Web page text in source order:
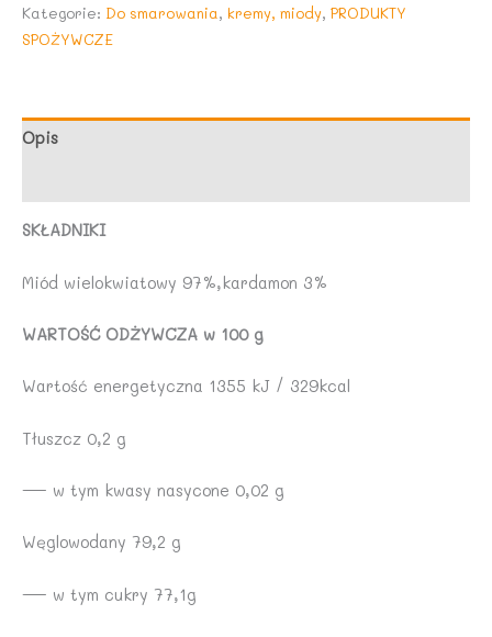
430g
Kategorie: Do smarowania, kremy, miody, PRODUKTY
SPOŻYWCZE
Opis
SKŁADNIKI
Miód wielokwiatowy 97%,kardamon 3%
WARTOŚĆ ODŻYWCZA w 100 g
Wartość energetyczna 1355 kJ / 329kcal
Tłuszcz 0,2 g
— w tym kwasy nasycone 0,02 g
Węglowodany 79,2 g
— w tym cukry 77,1g